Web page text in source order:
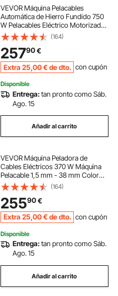
VEVOR Máquina Pelacables
Automática de Hierro Fundido 750
W Pelacables Eléctrico Motorizado
de 1,5-32 mm Pelacables de 30
m/min con Manivela Manual Extra
10 Canales para Reciclaje de
Chatarra de Cobre
(164)
25790€
Extra 25,00 €de dto. con cupón
Disponible
Entrega:tan pronto como Sáb.
Ago. 15
Añadir al carrito
VEVOR Máquina Peladora de
Cables Eléctricos 370 W Máquina
Pelacable 1,5 mm - 38 mm Color
Azul 17,3pulg.x12 pulg.x14,1 pulg.
Máquina Pelacables Automática 50
HZ para Manejar Diferentes Tipos
de Cables
(164)
25590€
Extra 25,00 €de dto. con cupón
Disponible
Entrega:tan pronto como Sáb.
Ago. 15
Añadir al carrito